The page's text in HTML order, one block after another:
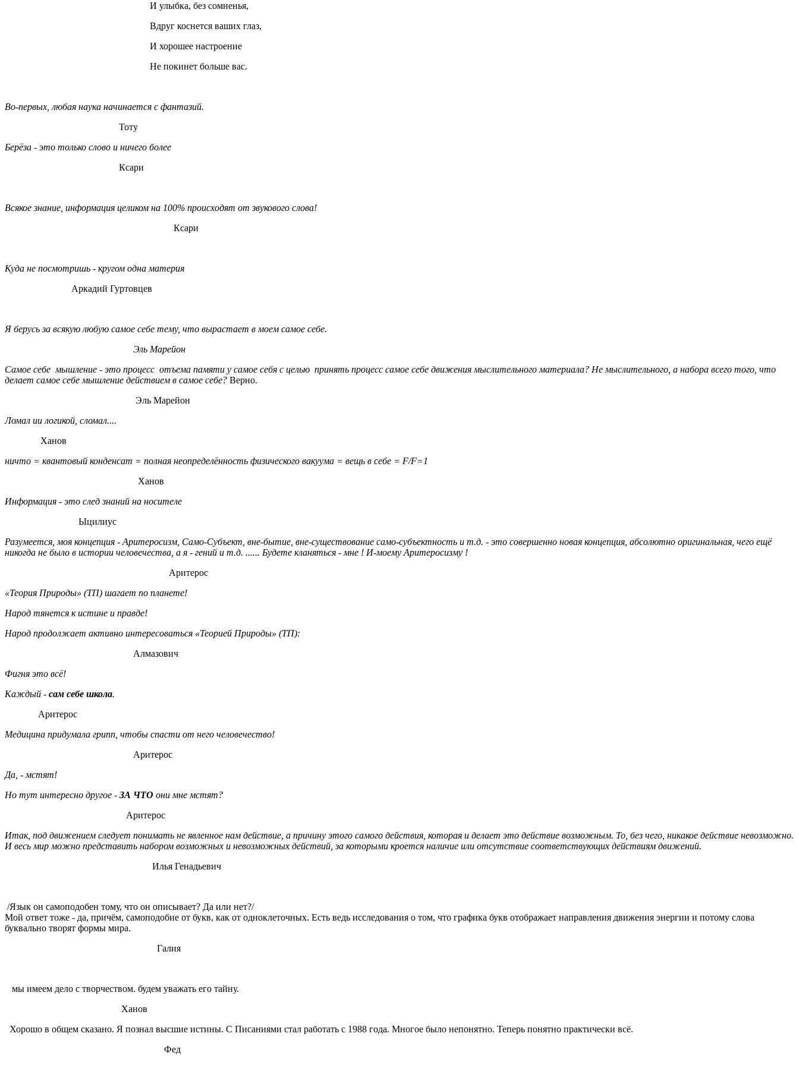
И улыбка, без сомненья,
Вдруг коснется ваших глаз,
И хорошее настроение
Не покинет больше вас.
Во-первых, любая наука начинается с фантазий.
Тоту
Берёза - это только слово и ничего более
Ксари
Всякое знание, информация целиком на 100% происходят от звукового слова!
Ксари
Куда не посмотришь - кругом одна материя
Аркадий Гуртовцев
Я берусь за всякую любую самое себе тему, что вырастает в моем самое себе.
Эль Марейон
Самое себе мышление - это процесс отъема памяти у самое себя с целью принять процесс самое себе движения мыслительного материала? Не мыслительного, а набора всего того, что
делает самое себе мышление действием в самое себе? Верно.
Эль Марейон
Ломал ии логикой, сломал....
Ханов
ничто = квантовый конденсат = полная неопределённость физического вакуума = вещь в себе = F/F=1
Ханов
Информация - это след знаний на носителе
Ыцилиус
Разумеется, моя концепция - Аритеросизм, Само-Субъект, вне-бытие, вне-существование само-субъектность и т.д. - это совершенно новая концепция, абсолютно оригинальная, чего ещё
никогда не было в истории человечества, а я - гений и т.д. ...... Будете кланяться - мне ! И-моему Аритеросизму !
Аритерос
«Теория Природы» (ТП) шагает по планете!
Народ тянется к истине и правде!
Народ продолжает активно интересоваться «Теорией Природы» (ТП):
Алмазович
Фигня это всё!
Каждый - сам себе школа.
Аритерос
Медицина придумала грипп, чтобы спасти от него человечество!
Аритерос
Да, - мстят!
Но тут интересно другое - ЗА ЧТО они мне мстят?
Аритерос
Итак, под движением следует понимать не явленное нам действие, а причину этого самого действия, которая и делает это действие возможным. То, без чего, никакое действие невозможно.
И весь мир можно представить набором возможных и невозможных действий, за которыми кроется наличие или отсутствие соответствующих действиям движений.
Илья Генадьевич
/Язык он самоподобен тому, что он описывает? Да или нет?/
Мой ответ тоже - да, причём, самоподобие от букв, как от одноклеточных. Есть ведь исследования о том, что графика букв отображает направления движения энергии и потому слова
буквально творят формы мира.
Галия
мы имеем дело с творчеством. будем уважать его тайну.
Ханов
Хорошо в общем сказано. Я познал высшие истины. С Писаниями стал работать с 1988 года. Многое было непонятно. Теперь понятно практически всё.
Фед